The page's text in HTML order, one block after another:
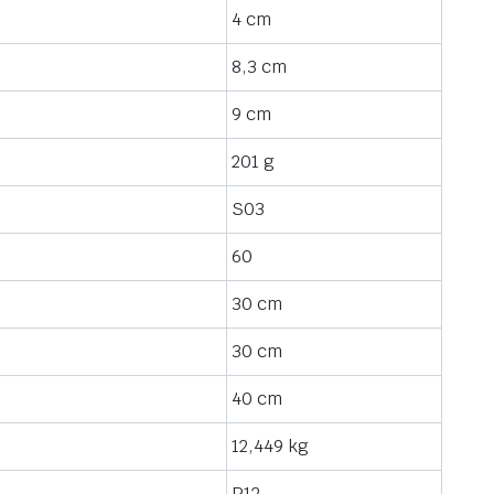
4 cm
8,3 cm
9 cm
201 g
S03
60
30 cm
30 cm
40 cm
12,449 kg